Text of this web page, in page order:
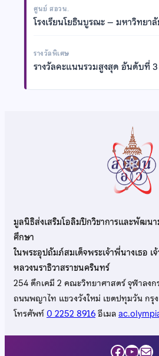
ศูนย์ สอวน.
โรงเรียนโยธินบูรณะ – มหาวิทยา
รางวัลพิเศษ
รางวัลคะแนนรวมสูงสุด อันดับที่ 3
มูลนิธิส่งเสริมโอลิมปิกวิชาการและพัฒน
ศึกษา
ในพระอุปถัมภ์สมเด็จพระเจ้าพี่นางเธอ
หลวงนราธิวาสราชนครินทร์
254 ตึกเคมี 2 คณะวิทยาศาสตร์ จุฬาลง
ถนนพญาไท แขวงวังใหม่ เขตปทุมวัน กรุ
โทรศัพท์0 2252 8916อีเมล
Mail